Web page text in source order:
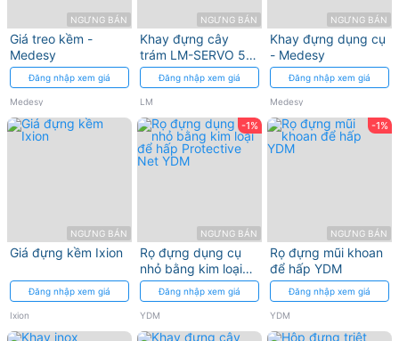
NGƯNG BÁN
Giá treo kềm -
Medesy
Đăng nhập xem giá
Medesy
NGƯNG BÁN
Khay đựng cây
trám LM-SERVO 5
LM 6650
Đăng nhập xem giá
LM
NGƯNG BÁN
Khay đựng dụng cụ
- Medesy
Đăng nhập xem giá
Medesy
NGƯNG BÁN
Giá đựng kềm Ixion
Đăng nhập xem giá
Ixion
-1%
NGƯNG BÁN
Rọ đựng dụng cụ
nhỏ bằng kim loại
để hấp Protective
Net YDM
Đăng nhập xem giá
YDM
-1%
NGƯNG BÁN
Rọ đựng mũi khoan
để hấp YDM
Đăng nhập xem giá
YDM